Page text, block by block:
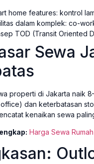
home features: kontrol
dalam komplek: co-
TOD (Transit Oriented
Sewa
properti di Jakarta naik
dan keterbatasan
kenaikan sewa
Harga Sewa